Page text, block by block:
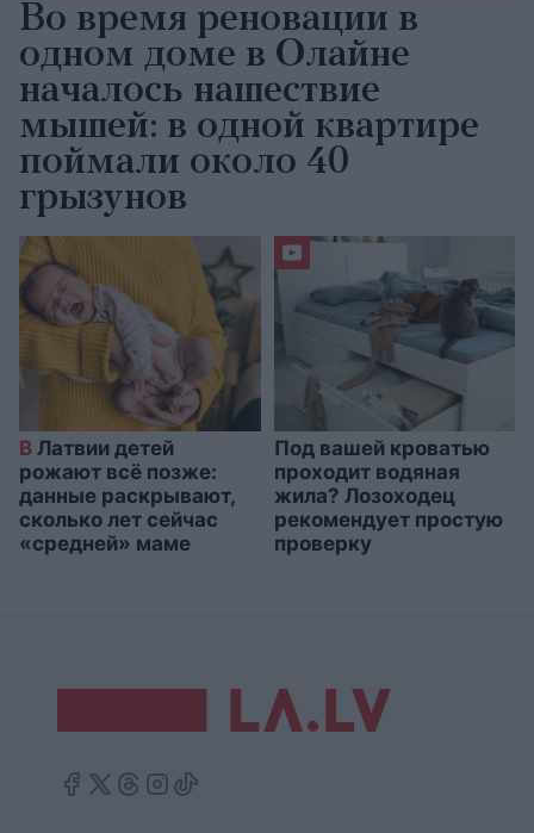
Во время реновации в
одном доме в Олайне
началось нашествие
мышей: в одной квартире
поймали около 40
грызунов
В Латвии детей
рожают всё позже:
данные раскрывают,
сколько лет сейчас
«средней» маме
Под вашей кроватью
проходит водяная
жила? Лозоходец
рекомендует простую
проверку